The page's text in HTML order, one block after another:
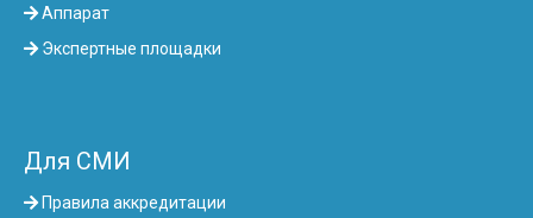
Аппарат
Экспертные площадки
Для СМИ
Правила аккредитации